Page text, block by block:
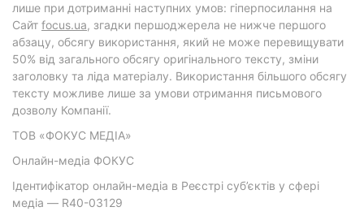
лише при дотриманні наступних умов: гіперпосилання на
Cайт focus.ua, згадки першоджерела не нижче першого
абзацу, обсягу використання, який не може перевищувати
50% від загального обсягу оригінального тексту, зміни
заголовку та ліда матеріалу. Використання більшого обсягу
тексту можливе лише за умови отримання письмового
дозволу Компанії.
ТОВ «ФОКУС МЕДІА»
Онлайн-медіа ФОКУС
Ідентифікатор онлайн-медіа в Реєстрі суб’єктів у сфері
медіа — R40-03129